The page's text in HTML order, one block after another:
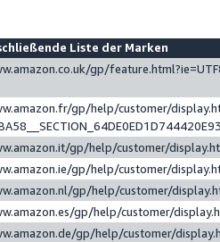
Liste der Marken
gp/
gp/help/customer/
gp/help/customer/
gp/help/customer/
gp/help/customer/
gp/help/customer/
gp/help/customer/